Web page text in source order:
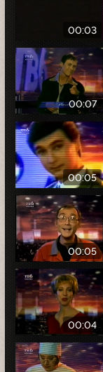
00:03
00:07
00:05
00:05
00:04